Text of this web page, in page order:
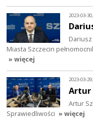
2023-03-
Miasta Szczecin
» więcej
2023-03-
Artur
Artur
Sprawiedliwości » więcej